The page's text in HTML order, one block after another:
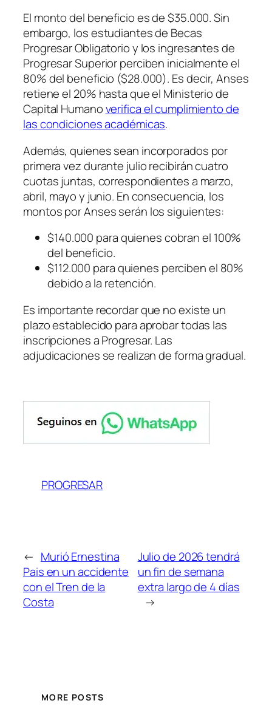
El monto del beneficio es de $35.000. Sin
embargo, los estudiantes de Becas
Progresar Obligatorio y los ingresantes de
Progresar Superior perciben inicialmente el
80% del beneficio ($28.000). Es decir, Anses
retiene el 20% hasta que el Ministerio de
Capital Humanoverifica el cumplimiento de
las condiciones académicas.
Además, quienes sean incorporados por
primera vez durante julio recibirán cuatro
cuotas juntas, correspondientes a marzo,
abril, mayo y junio. En consecuencia, los
montos por Anses serán los siguientes:
$140.000 para quienes cobran el 100%
del beneficio.
$112.000 para quienes perciben el 80%
debido a la retención.
Es importante recordar que no existe un
plazo establecido para aprobar todas las
inscripciones a Progresar. Las
adjudicaciones se realizan de forma gradual.
PROGRESAR
← Murió Ernestina
Pais en un accidente
con el Tren de la
Costa
Julio de 2026 tendrá
un fin de semana
extra largo de 4 días
→
MORE POSTS